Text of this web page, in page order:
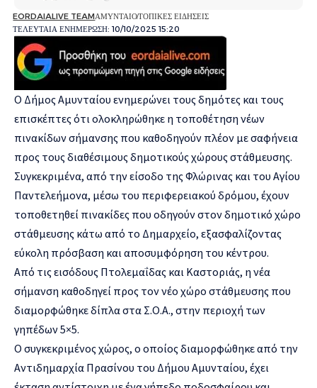
ΤΕΛΕΥΤΑΙΑ ΕΝΗΜΕΡΩΣΗ: 10/10/2025 15:20
EORDAIALIVE TEAMΑΜΥΝΤΑΙΟΤΟΠΙΚΕΣ ΕΙΔΗΣΕΙΣ
Ο Δήμος Αμυνταίου ενημερώνει τους δημότες και τους
επισκέπτες ότι ολοκληρώθηκε η τοποθέτηση νέων
πινακίδων σήμανσης που καθοδηγούν πλέον με σαφήνεια
προς τους διαθέσιμους δημοτικούς χώρους στάθμευσης.
Συγκεκριμένα, από την είσοδο της Φλώρινας και του Αγίου
Παντελεήμονα, μέσω του περιφερειακού δρόμου, έχουν
τοποθετηθεί πινακίδες που οδηγούν στον δημοτικό χώρο
στάθμευσης κάτω από το Δημαρχείο, εξασφαλίζοντας
εύκολη πρόσβαση και αποσυμφόρηση του κέντρου.
Από τις εισόδους Πτολεμαΐδας και Καστοριάς, η νέα
σήμανση καθοδηγεί προς τον νέο χώρο στάθμευσης που
διαμορφώθηκε δίπλα στα Σ.Ο.Α., στην περιοχή των
γηπέδων 5×5.
Ο συγκεκριμένος χώρος, ο οποίος διαμορφώθηκε από την
Αντιδημαρχία Πρασίνου του Δήμου Αμυνταίου, έχει